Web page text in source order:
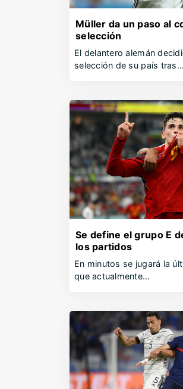
Müller da un paso al
selección
El delantero alemán
selección de su país tras…
Se define el grupo E
los partidos
En minutos se jugará la
que actualmente…